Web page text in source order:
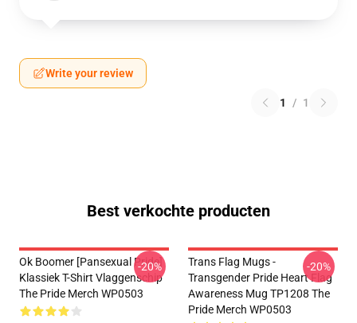
Write your review
1 / 1
Best verkochte producten
Ok Boomer [Pansexual Pride]
Klassiek T-Shirt Vlaggenschip
The Pride Merch WP0503
-20%
Trans Flag Mugs -
Transgender Pride Heart Flag
Awareness Mug TP1208 The
Pride Merch WP0503
-20%